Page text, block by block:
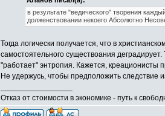
в результате "ведического" творения
долженствовании некоего Абсолютно
Тогда логически получается, что в
самостоятельного существоания
"работает" энтропия. Кажется, креационисты
Не удержусь, чтобы предположить следствие
Отказ от стоимости в экономике - путь к